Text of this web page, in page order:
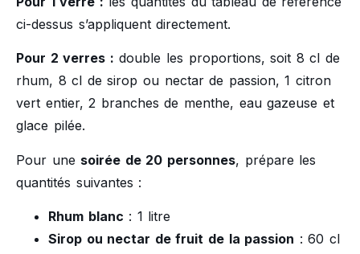
ci-dessus s’appliquent directement.
Pour 2 verres : double les proportions, soit 8 cl de
rhum, 8 cl de sirop ou nectar de passion, 1 citron
vert entier, 2 branches de menthe, eau gazeuse et
glace pilée.
Pour une soirée de 20 personnes, prépare les
quantités suivantes :
Rhum blanc : 1 litre
Sirop ou nectar de fruit de la passion : 60 cl